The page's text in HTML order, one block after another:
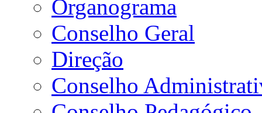
Organograma
Conselho Geral
Direção
Conselho